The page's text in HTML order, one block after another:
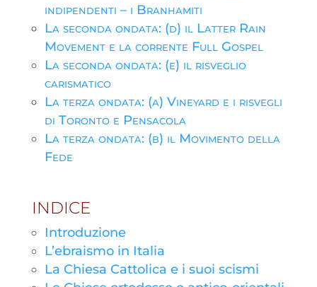
indipendenti – i Branhamiti
La seconda ondata: (d) il Latter Rain
Movement e la corrente Full Gospel
La seconda ondata: (e) il risveglio
carismatico
La terza ondata: (a) Vineyard e i risvegli
di Toronto e Pensacola
La terza ondata: (b) il Movimento della
Fede
INDICE
Introduzione
L’ebraismo in Italia
La Chiesa Cattolica e i suoi scismi